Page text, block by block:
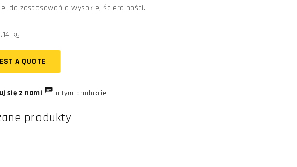
do zastosowań o wysokiej ścieralności.
kg
A QUOTE
się z nami o tym produkcie
produkty